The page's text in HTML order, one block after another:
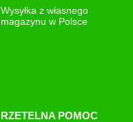
Wysyłka z własnego
magazynu w Polsce
RZETELNA POMOC